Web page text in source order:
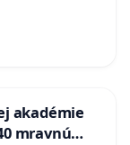
akadémie
mravnú